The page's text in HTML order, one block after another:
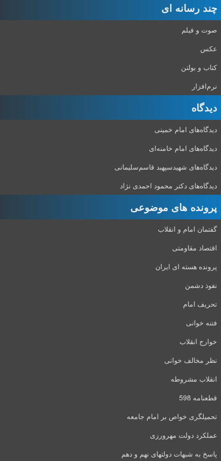
چند رسانه ای
صوت و فیلم
عکس
کتاب و بولتن
نرم‌افزار
دیدگاه‌
دیدگاه‌های امام خمینی
دیدگاه‌های امام خامنه‌ای
دیدگاه‌های شهید‌سپهبد قاسم‌سلیمانی
دیدگاه‌های دکتر محمود احمدی نژاد
پرونده های موضوعی
گفتمان امام و انقلاب
اقتصاد مقاومتی
پرونده هسته ای ایران
نفوذ دشمن
تحریف امام
فتنه خوانی
خوارج انقلاب
نظر مخالف خوانی
انقلاب مشروطه
قطعنامه 598
تحمیلگری خواص بر امام جامعه
عملکرد دولت مهرورزی
پاسخ به شبهات دولتهای نهم و دهم